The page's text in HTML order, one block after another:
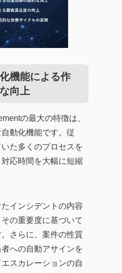
機能による作
向上
の最大の特徴は、
動化機能です。従
た多くのプロセスを
応時間を大幅に短縮
インシデントの内容
の重要度に基づいて
さらに、案件の性質
への自動アサインを
スカレーションの自